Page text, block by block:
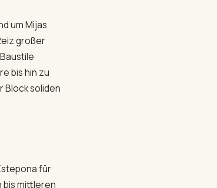
um Mijas
großer
bis hin zu
Block soliden
für
bis mittleren